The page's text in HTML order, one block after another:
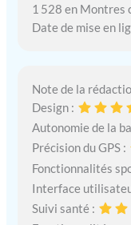
1 528 en Montres
Date de mise en
Note de la
Design :
Autonomie de la
Précision du GPS :
Fonctionnalités
Interface
Suivi santé :